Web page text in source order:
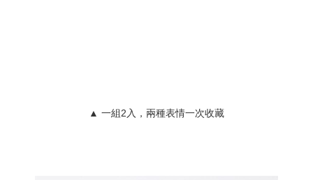
▲ 一組2入，兩種表情一次收藏